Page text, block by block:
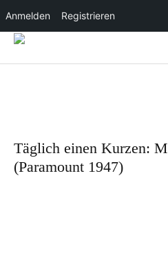
Anmelden Registrieren
Täglich einen Kurzen:
(Paramount 1947)